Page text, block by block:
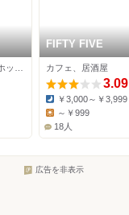
FIFTY FIVE
カフェ、居酒屋
3.09
Dinner:
￥3,000～￥3,999
Lunch:
～￥999
18人
広告を非表示